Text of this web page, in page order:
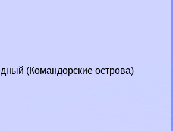
(Комaндорские острова)